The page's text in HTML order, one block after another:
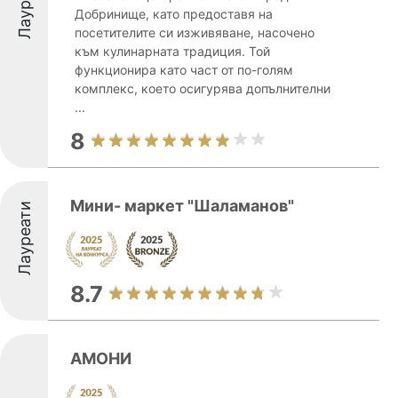
Добринище, като предоставя на
посетителите си изживяване, насочено
към кулинарната традиция. Той
функционира като част от по-голям
комплекс, което осигурява допълнителни
...
8
Лауреати Мини- маркет "Шаламанов"
8.7
АМОНИ